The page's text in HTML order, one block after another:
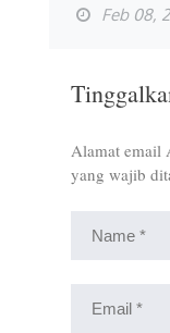
Feb 08,
Alamat email
yang wajib